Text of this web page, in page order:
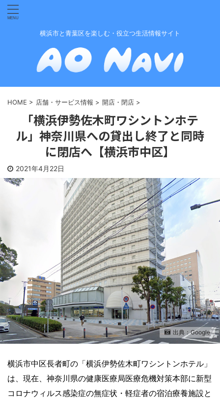
横浜市と青葉区を楽しむ・役立つ生活情報サイト
HOME > 店舗・サービス情報 > 開店・閉店 >
「横浜伊勢佐木町ワシントンホテ
ル」神奈川県への貸出し終了と同時
に閉店へ【横浜市中区】
2021年4月22日
出典：Google
横浜市中区長者町の「横浜伊勢佐木町ワシントンホテル」
は、現在、神奈川県の健康医療局医療危機対策本部に新型
コロナウィルス感染症の無症状・軽症者の宿泊療養施設と